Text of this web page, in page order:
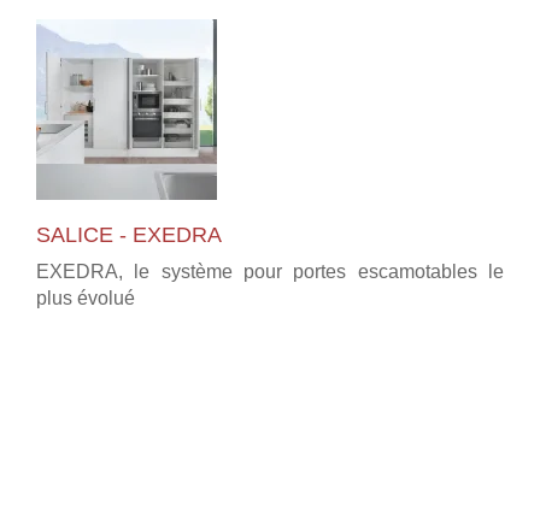
SALICE - EXEDRA
EXEDRA, le système pour portes escamotables le
plus évolué